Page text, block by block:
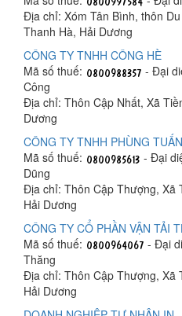
Địa chỉ: Xóm Tân Bình, thôn
Thanh Hà, Hải Dương
CÔNG TY TNHH CÔNG HÈ
Mã số thuế:
- Đại
Công
Địa chỉ: Thôn Cập Nhất, Xã
Dương
CÔNG TY TNHH PHÙNG
Mã số thuế:
- Đại
Dũng
Địa chỉ: Thôn Cập Thượng, Xã
Hải Dương
CÔNG TY CỔ PHẦN VẬN TẢI
Mã số thuế:
- Đại
Thăng
Địa chỉ: Thôn Cập Thượng, Xã
Hải Dương